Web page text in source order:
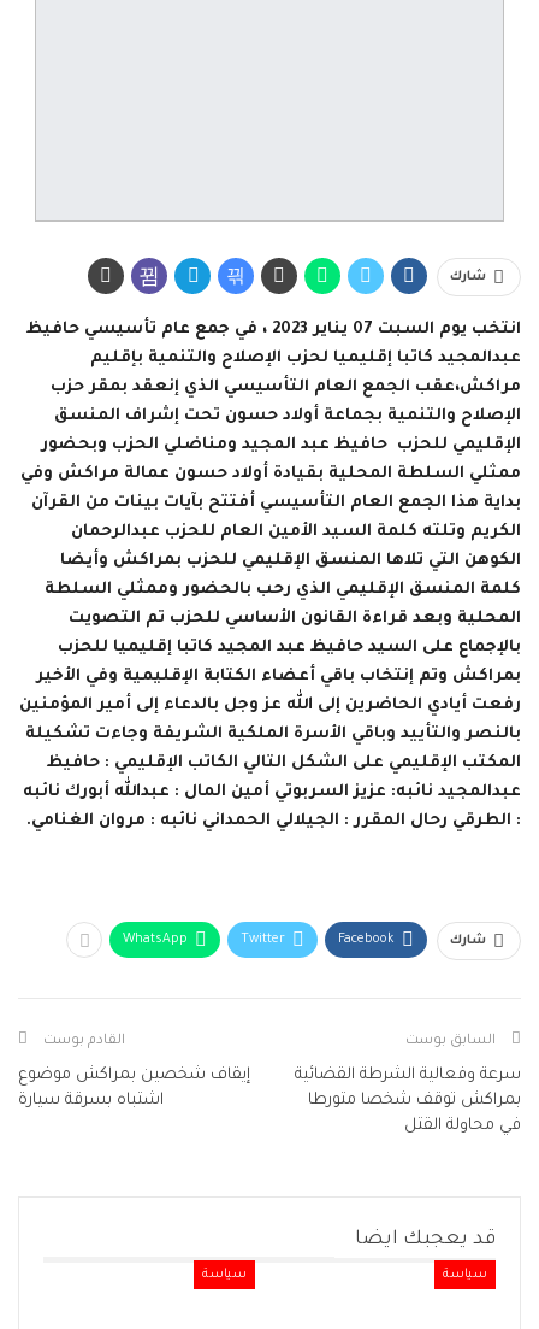
شارك
انتخب يوم السبت 07 يناير 2023 ، في جمع عام تأسيسي حافيظ
عبدالمجيد كاتبا إقليميا لحزب الإصلاح والتنمية بإقليم
مراكش،عقب الجمع العام التأسيسي الذي إنعقد بمقر حزب
الإصلاح والتنمية بجماعة أولاد حسون تحت إشراف المنسق
الإقليمي للحزب حافيظ عبد المجيد ومناضلي الحزب وبحضور
ممثلي السلطة المحلية بقيادة أولاد حسون عمالة مراكش وفي
بداية هذا الجمع العام التأسيسي أفتتح بآيات بينات من القرآن
الكريم وتلته كلمة السيد الأمين العام للحزب عبدالرحمان
الكوهن التي تلاها المنسق الإقليمي للحزب بمراكش وأيضا
كلمة المنسق الإقليمي الذي رحب بالحضور وممثلي السلطة
المحلية وبعد قراءة القانون الأساسي للحزب تم التصويت
بالإجماع على السيد حافيظ عبد المجيد كاتبا إقليميا للحزب
بمراكش وتم إنتخاب باقي أعضاء الكتابة الإقليمية وفي الأخير
رفعت أيادي الحاضرين إلى الله عز وجل بالدعاء إلى أمير المؤمنين
بالنصر والتأييد وباقي الأسرة الملكية الشريفة وجاءت تشكيلة
المكتب الإقليمي على الشكل التالي الكاتب الإقليمي : حافيظ
عبدالمجيد نائبه: عزيز السربوتي أمين المال : عبدالله أبورك نائبه
: الطرقي رحال المقرر : الجيلالي الحمداني نائبه : مروان الغنامي.
شارك Facebook
Twitter
WhatsApp
السابق بوست
سرعة وفعالية الشرطة القضائية
بمراكش توقف شخصا متورطا
في محاولة القتل
القادم بوست
إيقاف شخصين بمراكش موضوع
اشتباه بسرقة سيارة
قد يعجبك ايضا
سياسة سياسة